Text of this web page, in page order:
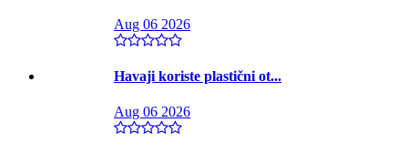
Aug 06 2026
Havaji koriste plastični ot...
Aug 06 2026